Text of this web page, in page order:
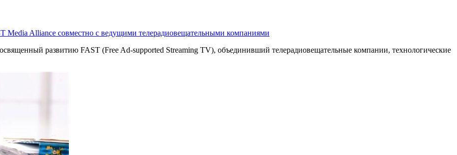
Media Alliance совместно с ведущими телерадиовещательными компаниями
развитию FAST (Free Ad-supported Streaming TV), объединивший телерадиовещательные компании, технологические